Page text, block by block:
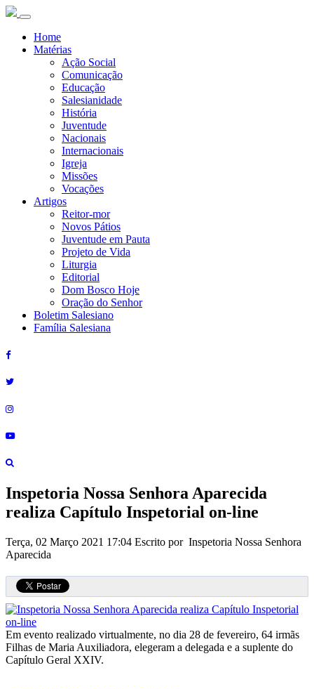
Home
Matérias
Ação Social
Comunicação
Educação
Salesianidade
História
Juventude
Nacionais
Internacionais
Igreja
Missões
Vocações
Artigos
Reitor-mor
Novos Pátios
Juventude em Pauta
Projeto de Vida
Liturgia
Editorial
Dom Bosco Hoje
Oração do Senhor
Boletim Salesiano
Família Salesiana
Inspetoria Nossa Senhora Aparecida
realiza Capítulo Inspetorial on-line
Terça, 02 Março 2021 17:04 Escrito por Inspetoria Nossa Senhora
Aparecida
Em evento realizado virtualmente, no dia 28 de fevereiro, 64 irmãs
Filhas de Maria Auxiliadora, elegeram a delegada e a suplente do
Capítulo Geral XXIV.